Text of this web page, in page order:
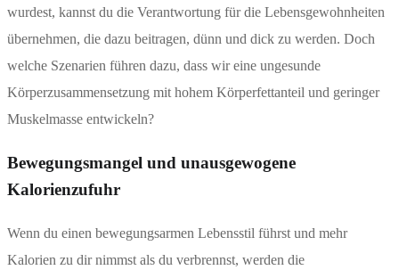
wurdest, kannst du die Verantwortung für die Lebensgewohnheiten
übernehmen, die dazu beitragen, dünn und dick zu werden. Doch
welche Szenarien führen dazu, dass wir eine ungesunde
Körperzusammensetzung mit hohem Körperfettanteil und geringer
Muskelmasse entwickeln?
Bewegungsmangel und unausgewogene
Kalorienzufuhr
Wenn du einen bewegungsarmen Lebensstil führst und mehr
Kalorien zu dir nimmst als du verbrennst, werden die